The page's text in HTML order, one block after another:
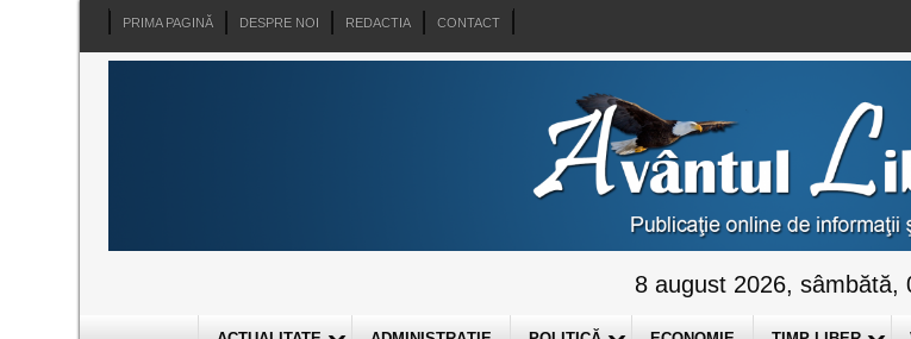
PRIMA PAGINĂ DESPRE NOI REDACTIA CONTACT
8 august 2026, sâmbătă,